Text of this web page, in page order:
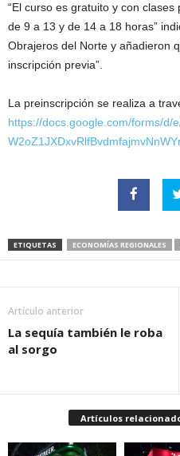
“El curso es gratuito y con
de 9 a 13 y de 14 a 18 horas”
Obrajeros del Norte y añadieron
inscripción previa”.
La preinscripción se realiza a
https://docs.google.com/forms/d/
ETIQUETAS ECONOMÍAS REGIONALES
Artículo anterior
La sequía también le roba
al sorgo
Artículos